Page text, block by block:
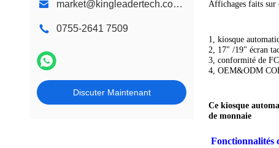
market@kingleadertech.com echo@kingleadertech.com
0755-2641 7509
Discuter Maintenant
Affichages faits sur
1, kiosque
2, 17" /19" écran
3, conformité de
4, OEM&ODM
Ce kiosque
de monnaie
Fonctionnalités